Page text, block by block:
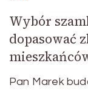
Wybór
dopasować
Pan Marek